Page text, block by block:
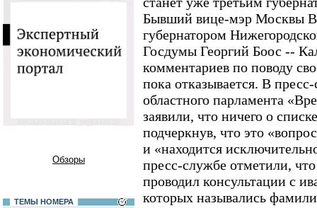
Обзоры
ТЕМЫ НОМЕРА
Бывший вице-мэр Москвы
губернатором
Госдумы Георгий Боос --
комментариев по поводу
пока отказывается. В
областного парламента
заявили, что ничего о
подчеркнув, что это
и «находится
пресс-службе отметили,
проводил консультации с
которых назывались